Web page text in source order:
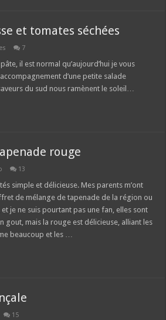
et tomates séchées
7
il est normal qu’aujourd’hui je vous
d’une petite salade
du sud nous ramènent le soleil…
rouge
13
simple et délicieuse. Mes parents m’ont
de mélange de tapenade de la région ou
je ne suis pourtant pas une fan, elles sont
gout, mais la rouge est délicieuse, alliant les
beaucoup et les …
15